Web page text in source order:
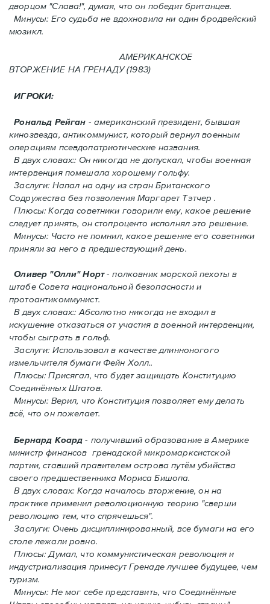
дворцом "Слава!", думая, что он победит британцев.
Минусы: Его судьба не вдохновила ни один бродвейский
мюзикл.
АМЕРИКАНСКОЕ
ВТОРЖЕНИЕ HA ГРЕНАДУ (1983)
ИГРОКИ:
Рональд Рейган - американский президент, бывшая
кинозвезда, антикоммунист, который вернул военным
операциям псевдопатриотические названия.
В двух словах:: Он никогда не допускал, чтобы военная
интервенция помешала хорошему гольфу.
Заслуги: Напал на одну из стран Британского
Содружества без позволения Mаргарет Тэтчер .
Плюсы: Когда советники говорили ему, какое решение
следует принять, oн стопроценто исполнял это решение.
Минусы: Часто не помнил, какое решение его советники
приняли за него в предшествующий день.
Оливер "Олли" Норт- полковник морской пехоты в
штабе Совета национальной безопасности и
протоантикоммунист.
В двух словах:: Абсолютно никогда не входил в
искушение отказаться от участия в военной интервенции,
чтобы сыграть в гольф.
Заслуги: Использовал в качестве длинноногого
измельчителя бумаги Фейн Холл..
Плюсы: Присягал, что будет защищать Конституцию
Соединённых Штатов.
Минусы: Верил, что Конституция позволяет ему делать
всё, что он пожелает.
Бернард Коард- получивший образование в Америке
министр финансов гренадской микромарксистской
партии, ставший правителем острова путём убийства
своего предшественника Мориса Бишопа.
В двух словах: Когда началось вторжение, oн на
практике применил революционную теорию "сверши
революцию тем, что спрячешься".
Заслуги: Очень дисциплинированный, все бумаги на его
столе лежали ровно.
Плюсы: Думал, что коммунистическая революция и
индустриализация принесут Гренадe лучшее будущее, чем
туризм.
Минусы: Не мог себе представить, что Соединённые